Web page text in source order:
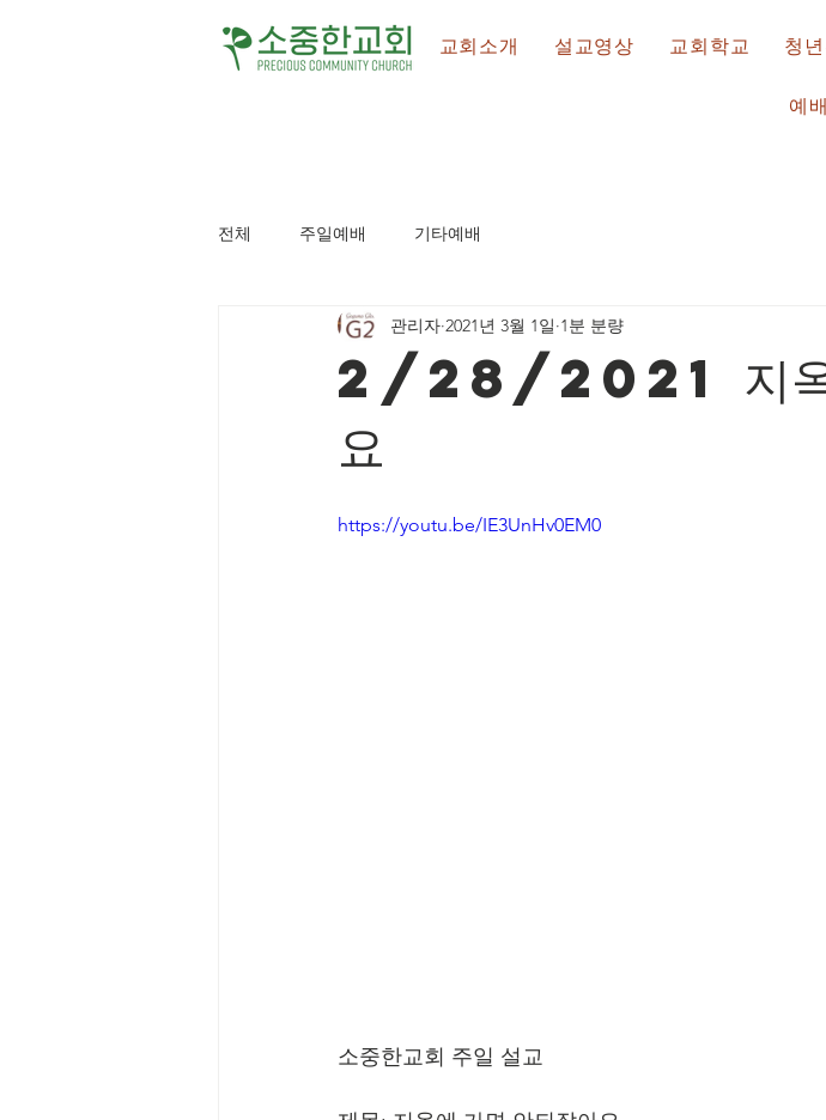
교회소개 설교영상 교회학교 청
예
전체 주일예배 기타예배
2/28/2021 지옥
요
관리자 2021년 3월 1일 1분 분량
https://youtu.be/IE3UnHv0EM0
소중한교회 주일 설교